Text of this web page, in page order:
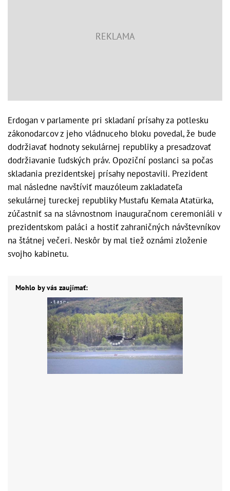
Erdogan v parlamente pri skladaní prísahy za potlesku
zákonodarcov z jeho vládnuceho bloku povedal, že bude
dodržiavať hodnoty sekulárnej republiky a presadzovať
dodržiavanie ľudských práv. Opoziční poslanci sa počas
skladania prezidentskej prísahy nepostavili. Prezident
mal následne navštíviť mauzóleum zakladateľa
sekulárnej tureckej republiky Mustafu Kemala Atatürka,
zúčastniť sa na slávnostnom inauguračnom ceremoniáli v
prezidentskom paláci a hostiť zahraničných návštevníkov
na štátnej večeri. Neskôr by mal tiež oznámi zloženie
svojho kabinetu.
Mohlo by vás zaujímať: